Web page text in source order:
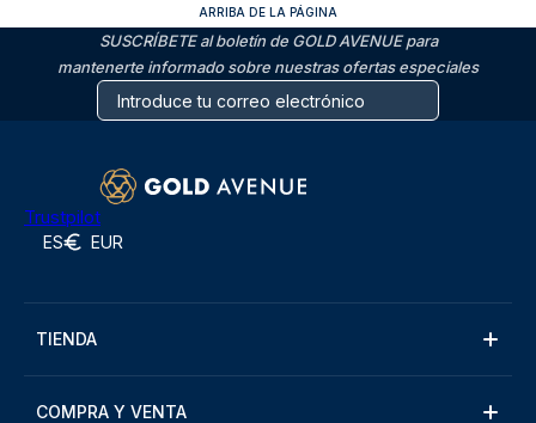
ARRIBA DE LA PÁGINA
SUSCRÍBETE al boletín de GOLD AVENUE para
mantenerte informado sobre nuestras ofertas especiales
Trustpilot
ES EUR
TIENDA
COMPRA Y VENTA